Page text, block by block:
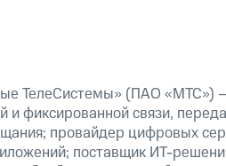
ТелеСистемы» (ПАО «МТС»)
и фиксированной связи,
провайдер цифровых
поставщик ИТ-